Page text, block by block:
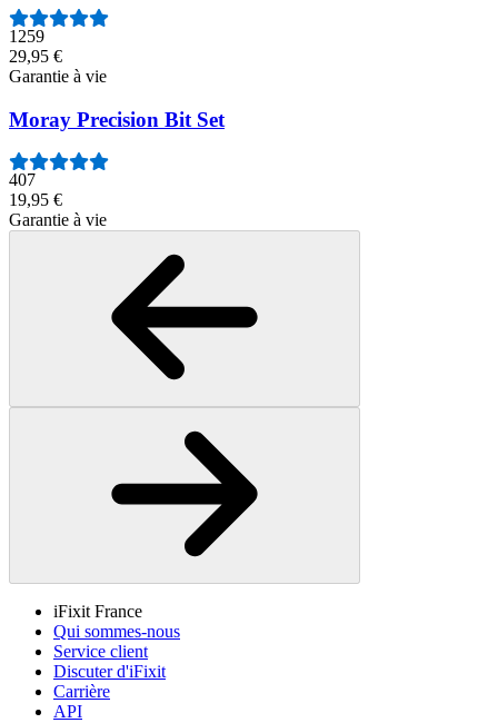
1259
29,95 €
Garantie à vie
Moray Precision Bit Set
407
19,95 €
Garantie à vie
iFixit France
Qui sommes-nous
Service client
Discuter d'iFixit
Carrière
API